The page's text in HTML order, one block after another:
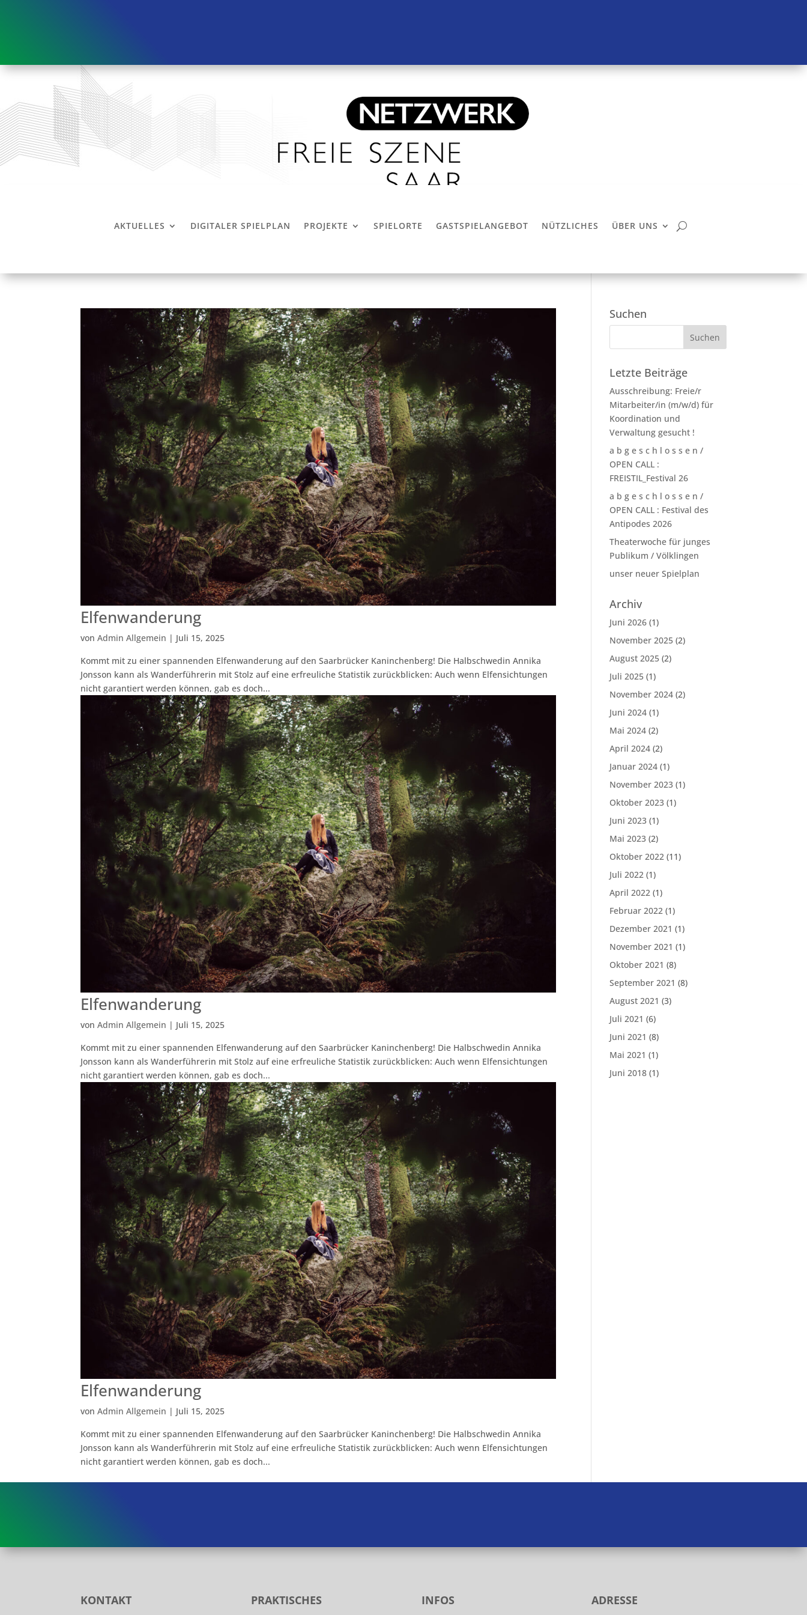
AKTUELLES DIGITALER SPIELPLAN PROJEKTE SPIELORTE GASTSPIELANGEBOT NÜTZLICHES ÜBER UNS
Elfenwanderung
vonAdmin Allgemein | Juli 15, 2025
Kommt mit zu einer spannenden Elfenwanderung auf den Saarbrücker Kaninchenberg! Die Halbschwedin Annika
Jonsson kann als Wanderführerin mit Stolz auf eine erfreuliche Statistik zurückblicken: Auch wenn Elfensichtungen
nicht garantiert werden können, gab es doch...
Elfenwanderung
vonAdmin Allgemein | Juli 15, 2025
Kommt mit zu einer spannenden Elfenwanderung auf den Saarbrücker Kaninchenberg! Die Halbschwedin Annika
Jonsson kann als Wanderführerin mit Stolz auf eine erfreuliche Statistik zurückblicken: Auch wenn Elfensichtungen
nicht garantiert werden können, gab es doch...
Elfenwanderung
vonAdmin Allgemein | Juli 15, 2025
Kommt mit zu einer spannenden Elfenwanderung auf den Saarbrücker Kaninchenberg! Die Halbschwedin Annika
Jonsson kann als Wanderführerin mit Stolz auf eine erfreuliche Statistik zurückblicken: Auch wenn Elfensichtungen
nicht garantiert werden können, gab es doch...
Suchen
Letzte Beiträge
Ausschreibung: Freie/r
Mitarbeiter/in (m/w/d) für
Koordination und
Verwaltung gesucht !
a b g e s c h l o s s e n /
OPEN CALL :
FREISTIL_Festival 26
a b g e s c h l o s s e n /
OPEN CALL : Festival des
Antipodes 2026
Theaterwoche für junges
Publikum / Völklingen
unser neuer Spielplan
Archiv
Juni 2026 (1)
November 2025 (2)
August 2025 (2)
Juli 2025 (1)
November 2024 (2)
Juni 2024 (1)
Mai 2024 (2)
April 2024 (2)
Januar 2024 (1)
November 2023 (1)
Oktober 2023 (1)
Juni 2023 (1)
Mai 2023 (2)
Oktober 2022 (11)
Juli 2022 (1)
April 2022 (1)
Februar 2022 (1)
Dezember 2021 (1)
November 2021 (1)
Oktober 2021 (8)
September 2021 (8)
August 2021 (3)
Juli 2021 (6)
Juni 2021 (8)
Mai 2021 (1)
Juni 2018 (1)
KONTAKT PRAKTISCHES INFOS ADRESSE